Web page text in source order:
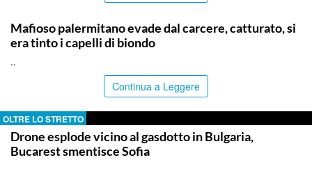
Mafioso palermitano evade dal carcere, catturato, si
era tinto i capelli di biondo
..
Continua a Leggere
OLTRE LO STRETTO
Drone esplode vicino al gasdotto in Bulgaria,
Bucarest smentisce Sofia